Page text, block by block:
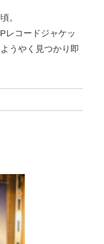
。
レコードジャケッ
うやく見つかり即